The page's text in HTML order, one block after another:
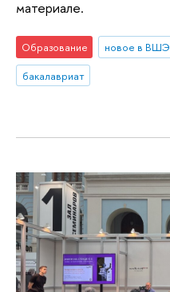
материале.
Образование новое в ВШЭ
бакалавриат